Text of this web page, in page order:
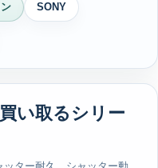
SONY
い取るシリー